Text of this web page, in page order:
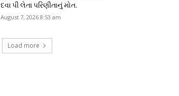
દવા પી લેતા પરિણીતાનું મોત.
August 7, 2026 8:53 am
Load more